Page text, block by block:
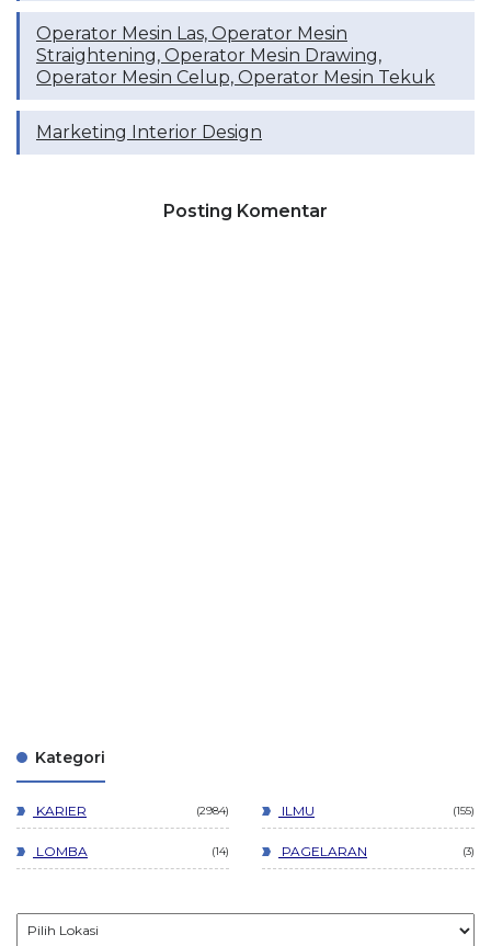
Operator Mesin Las, Operator Mesin
Straightening, Operator Mesin Drawing,
Operator Mesin Celup, Operator Mesin Tekuk
Marketing Interior Design
Posting Komentar
Kategori
KARIER 2984 ILMU 155
LOMBA 14 PAGELARAN 3